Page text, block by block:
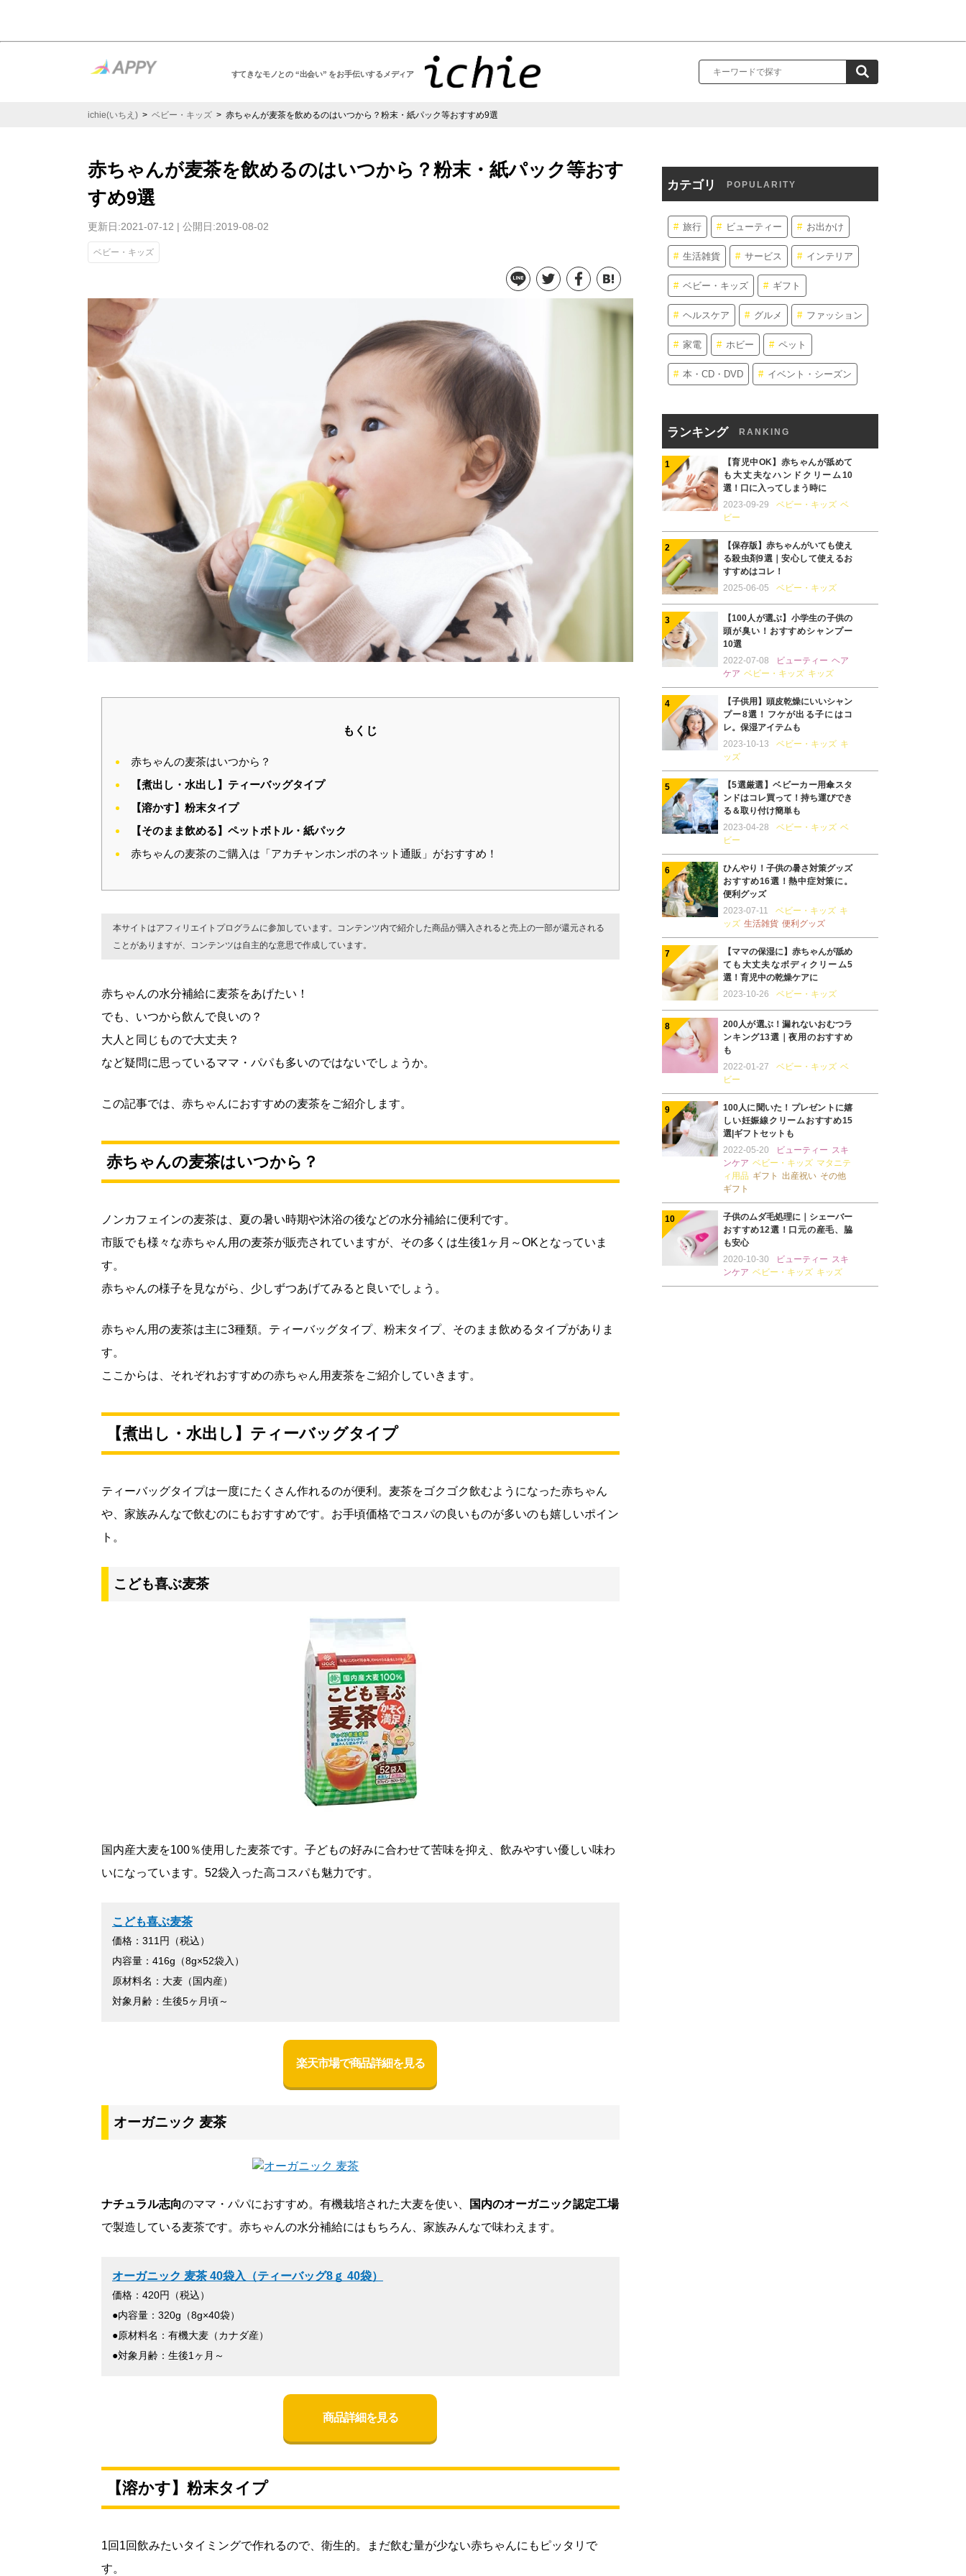
すてきなモノとの “出会い” をお手伝いするメディア
ichie(いちえ) > ベビー・キッズ > 赤ちゃんが麦茶を飲めるのはいつから？粉末・紙パック等おすすめ9選
赤ちゃんが麦茶を飲めるのはいつから？粉末・紙パック等おす
すめ9選
更新日:2021-07-12 | 公開日:2019-08-02
ベビー・キッズ
もくじ
赤ちゃんの麦茶はいつから？
【煮出し・水出し】ティーバッグタイプ
【溶かす】粉末タイプ
【そのまま飲める】ペットボトル・紙パック
赤ちゃんの麦茶のご購入は「アカチャンホンポのネット通販」がおすすめ！
本サイトはアフィリエイトプログラムに参加しています。コンテンツ内で紹介した商品が購入されると売上の一部が還元される
ことがありますが、コンテンツは自主的な意思で作成しています。
赤ちゃんの水分補給に麦茶をあげたい！
でも、いつから飲んで良いの？
大人と同じもので大丈夫？
など疑問に思っているママ・パパも多いのではないでしょうか。
この記事では、赤ちゃんにおすすめの麦茶をご紹介します。
赤ちゃんの麦茶はいつから？
ノンカフェインの麦茶は、夏の暑い時期や沐浴の後などの水分補給に便利です。
市販でも様々な赤ちゃん用の麦茶が販売されていますが、その多くは生後1ヶ月～OKとなっていま
す。
赤ちゃんの様子を見ながら、少しずつあげてみると良いでしょう。
赤ちゃん用の麦茶は主に3種類。ティーバッグタイプ、粉末タイプ、そのまま飲めるタイプがありま
す。
ここからは、それぞれおすすめの赤ちゃん用麦茶をご紹介していきます。
【煮出し・水出し】ティーバッグタイプ
ティーバッグタイプは一度にたくさん作れるのが便利。麦茶をゴクゴク飲むようになった赤ちゃん
や、家族みんなで飲むのにもおすすめです。お手頃価格でコスパの良いものが多いのも嬉しいポイン
ト。
こども喜ぶ麦茶
国内産大麦を100％使用した麦茶です。子どもの好みに合わせて苦味を抑え、飲みやすい優しい味わ
いになっています。52袋入った高コスパも魅力です。
こども喜ぶ麦茶
価格：311円（税込）
内容量：416g（8g×52袋入）
原材料名：大麦（国内産）
対象月齢：生後5ヶ月頃～
楽天市場で商品詳細を見る
オーガニック 麦茶
ナチュラル志向のママ・パパにおすすめ。有機栽培された大麦を使い、
国内のオーガニック認定工場
で製造している麦茶です。赤ちゃんの水分補給にはもちろん、家族みんなで味わえます。
オーガニック 麦茶 40袋入（ティーバッグ8ｇ 40袋）
価格：420円（税込）
●内容量：320g（8g×40袋）
●原材料名：有機大麦（カナダ産）
●対象月齢：生後1ヶ月～
商品詳細を見る
【溶かす】粉末タイプ
1回1回飲みたいタイミングで作れるので、衛生的。まだ飲む量が少ない赤ちゃんにもピッタリで
す。
カテゴリ POPULARITY
旅行 ビューティー お出かけ
生活雑貨 サービス インテリア
ベビー・キッズ ギフト
ヘルスケア グルメ ファッション
家電 ホビー ペット
本・CD・DVD イベント・シーズン
ランキング RANKING
【育児中OK】赤ちゃんが舐めて
も大丈夫なハンドクリーム10
選！口に入ってしまう時に
2023-09-29
ベビー・キッズ ベ
ビー
【保存版】赤ちゃんがいても使え
る殺虫剤9選｜安心して使えるお
すすめはコレ！
2025-06-05
ベビー・キッズ
【100人が選ぶ】小学生の子供の
頭が臭い！おすすめシャンプー
10選
2022-07-08
ビューティー ヘア
ケア ベビー・キッズ キッズ
【子供用】頭皮乾燥にいいシャン
プー8選！フケが出る子にはコ
レ。保湿アイテムも
2023-10-13
ベビー・キッズ キ
ッズ
【5選厳選】ベビーカー用傘スタ
ンドはコレ買って！持ち運びでき
る＆取り付け簡単も
2023-04-28
ベビー・キッズ ベ
ビー
ひんやり！子供の暑さ対策グッズ
おすすめ16選！熱中症対策に。
便利グッズ
2023-07-11
ベビー・キッズ キ
ッズ 生活雑貨 便利グッズ
【ママの保湿に】赤ちゃんが舐め
ても大丈夫なボディクリーム5
選！育児中の乾燥ケアに
2023-10-26
ベビー・キッズ
200人が選ぶ！漏れないおむつラ
ンキング13選｜夜用のおすすめ
も
2022-01-27
ベビー・キッズ ベ
ビー
100人に聞いた！プレゼントに嬉
しい妊娠線クリームおすすめ15
選|ギフトセットも
2022-05-20
ビューティー スキ
ンケア ベビー・キッズ マタニテ
ィ用品 ギフト 出産祝い その他
ギフト
子供のムダ毛処理に｜シェーバー
おすすめ12選！口元の産毛、脇
も安心
2020-10-30
ビューティー スキ
ンケア ベビー・キッズ キッズ